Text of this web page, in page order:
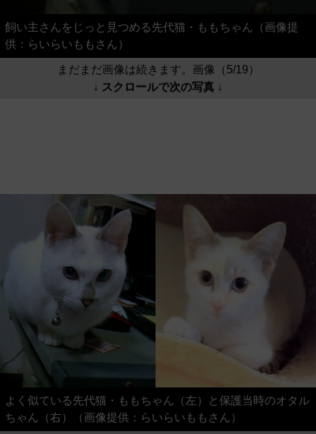
飼い主さんをじっと見つめる先代猫・ももちゃん（画像提
供：らいらいももさん）
まだまだ画像は続きます。画像（5/19）
↓ スクロールで次の写真 ↓
よく似ている先代猫・ももちゃん（左）と保護当時のオタル
ちゃん（右）（画像提供：らいらいももさん）